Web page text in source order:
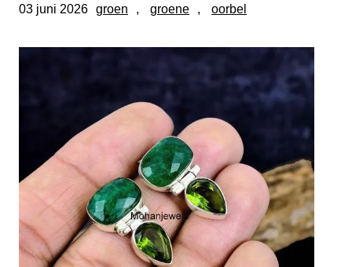
03 juni 2026 groen , groene , oorbel